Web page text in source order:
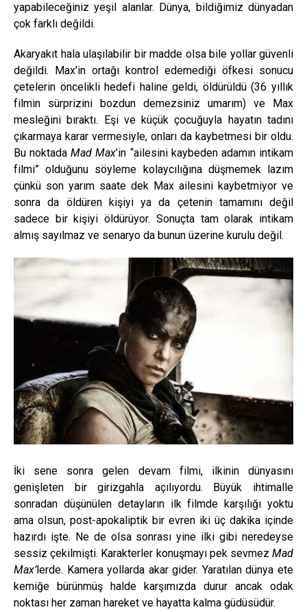
yapabileceğiniz yeşil alanlar. Dünya, bildiğimiz dünyadan
çok farklı değildi.
Akaryakıt hala ulaşılabilir bir madde olsa bile yollar güvenli
değildi. Max’in ortağı kontrol edemediği öfkesi sonucu
çetelerin öncelikli hedefi haline geldi, öldürüldü (36 yıllık
filmin sürprizini bozdun demezsiniz umarım) ve Max
mesleğini bıraktı. Eşi ve küçük çocuğuyla hayatın tadını
çıkarmaya karar vermesiyle, onları da kaybetmesi bir oldu.
Bu noktadaMad Max’in “ailesini kaybeden adamın intikam
filmi” olduğunu söyleme kolaycılığına düşmemek lazım
çünkü son yarım saate dek Max ailesini kaybetmiyor ve
sonra da öldüren kişiyi ya da çetenin tamamını değil
sadece bir kişiyi öldürüyor. Sonuçta tam olarak intikam
almış sayılmaz ve senaryo da bunun üzerine kurulu değil.
İki sene sonra gelen devam filmi, ilkinin dünyasını
genişleten bir girizgahla açılıyordu. Büyük ihtimalle
sonradan düşünülen detayların ilk filmde karşılığı yoktu
ama olsun, post-apokaliptik bir evren iki üç dakika içinde
hazırdı işte. Ne de olsa sonrası yine ilki gibi neredeyse
sessiz çekilmişti. Karakterler konuşmayı pek sevmez Mad
Max’lerde. Kamera yollarda akar gider. Yaratılan dünya ete
kemiğe bürünmüş halde karşımızda durur ancak odak
noktası her zaman hareket ve hayatta kalma güdüsüdür.